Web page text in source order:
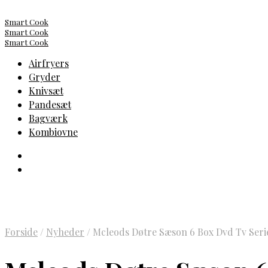
Smart Cook
Smart Cook
Smart Cook
Airfryers
Gryder
Knivsæt
Pandesæt
Bagværk
Kombiovne
Forside / Nyheder / Mcleods Døtre Sæson 6 Box Dvd Tv